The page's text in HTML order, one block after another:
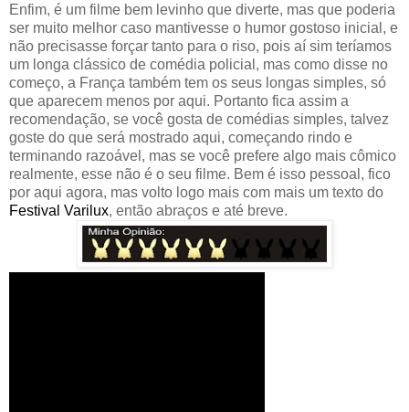
Enfim, é um filme bem levinho que diverte, mas que poderia
ser muito melhor caso mantivesse o humor gostoso inicial, e
não precisasse forçar tanto para o riso, pois aí sim teríamos
um longa clássico de comédia policial, mas como disse no
começo, a França também tem os seus longas simples, só
que aparecem menos por aqui. Portanto fica assim a
recomendação, se você gosta de comédias simples, talvez
goste do que será mostrado aqui, começando rindo e
terminando razoável, mas se você prefere algo mais cômico
realmente, esse não é o seu filme. Bem é isso pessoal, fico
por aqui agora, mas volto logo mais com mais um texto do
Festival Varilux, então abraços e até breve.